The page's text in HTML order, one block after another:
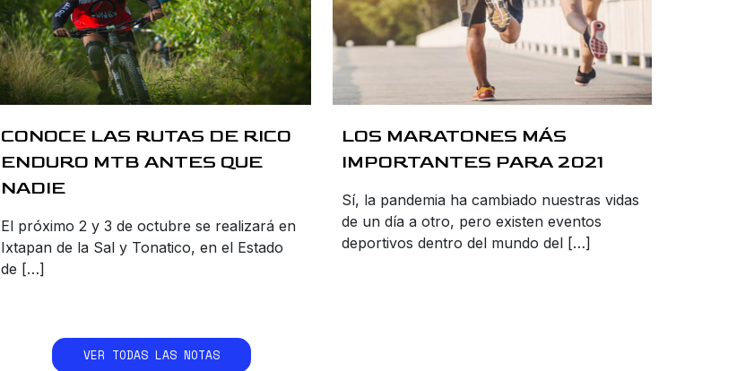
CONOCE LAS RUTAS DE RICO
ENDURO MTB ANTES QUE
NADIE
El próximo 2 y 3 de octubre se realizará en
Ixtapan de la Sal y Tonatico, en el Estado
de […]
LOS MARATONES MÁS
IMPORTANTES PARA 2021
Sí, la pandemia ha cambiado nuestras vidas
de un día a otro, pero existen eventos
deportivos dentro del mundo del […]
VER TODAS LAS NOTAS